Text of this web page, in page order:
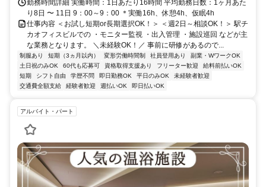
勤務時間詳細 実働時間：1日あたり16時間 平均勤務日数：1ヶ月あた
り8日 〜 11日 9：00～9：00 ＊実働16h、休憩4h、仮眠4h
仕事内容 ＜お試し短期or長期選択OK！＞ ＜週2日～相談OK！＞ 駅チ
カオフィスビルでの ・モニター監視 ・出入管理 ・施設巡回 などが主
な業務となります。 ＼未経験OK！／ 事前に研修があるので...
制服あり 短期（3ヵ月以内） 変形労働時間制 社員登用あり
副業・WワークOK
土日祝のみOK
60代も応募可 資格取得支援あり フリーター歓迎
給料前払いOK
短期
シフト自由 学歴不問 即日勤務OK 平日のみOK
未経験者歓迎
交通費全額支給
経験者歓迎 週払いOK 即日払いOK
アルバイト・パート